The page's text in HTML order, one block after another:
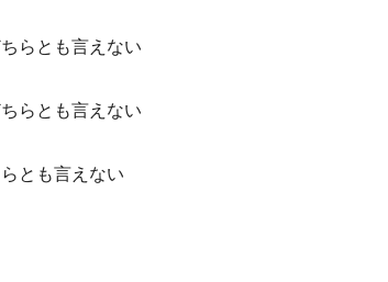
らとも言えない
らとも言えない
とも言えない